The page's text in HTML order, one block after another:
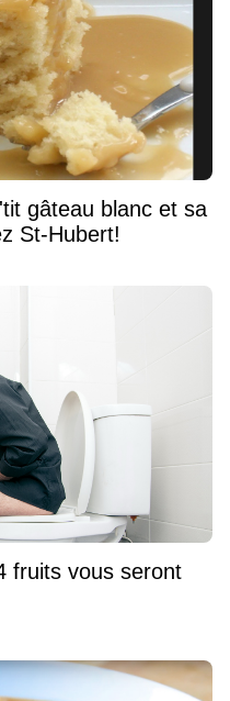
gâteau blanc et sa
St-Hubert!
fruits vous seront